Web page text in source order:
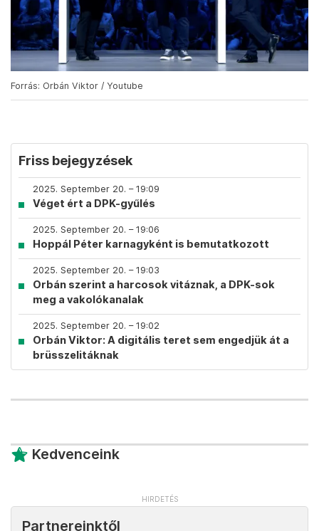
Forrás: Orbán Viktor / Youtube
Friss bejegyzések
2025. September 20. – 19:09
Véget ért a DPK-gyűlés
2025. September 20. – 19:06
Hoppál Péter karnagyként is bemutatkozott
2025. September 20. – 19:03
Orbán szerint a harcosok vitáznak, a DPK-sok
meg a vakolókanalak
2025. September 20. – 19:02
Orbán Viktor: A digitális teret sem engedjük át a
brüsszelitáknak
Kedvenceink
Partnereinktől